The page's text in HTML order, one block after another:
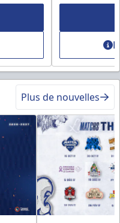
Plus de nouvelles